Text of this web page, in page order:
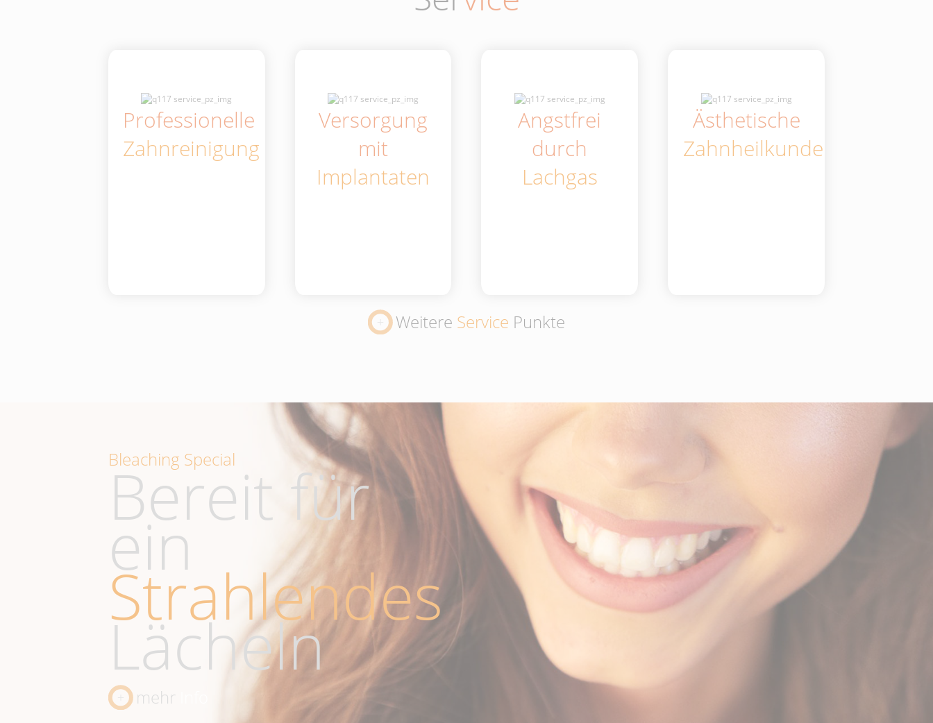
Professionelle
Zahnreinigung
Versorgung
mit
Implantaten
Angstfrei
durch
Lachgas
Ästhetische
Zahnheilkunde
Weitere Service Punkte
Bleaching Special
Bereit für
ein
Strahlendes
Lächeln
mehr